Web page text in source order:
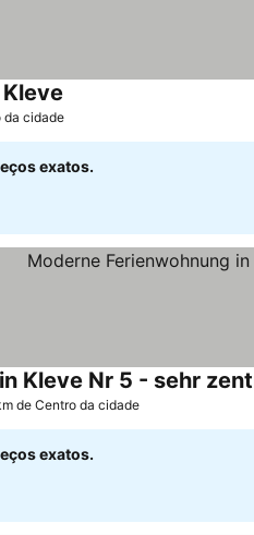
da cidade
exatos.
Kleve Nr 5 - sehr
de Centro da cidade
exatos.